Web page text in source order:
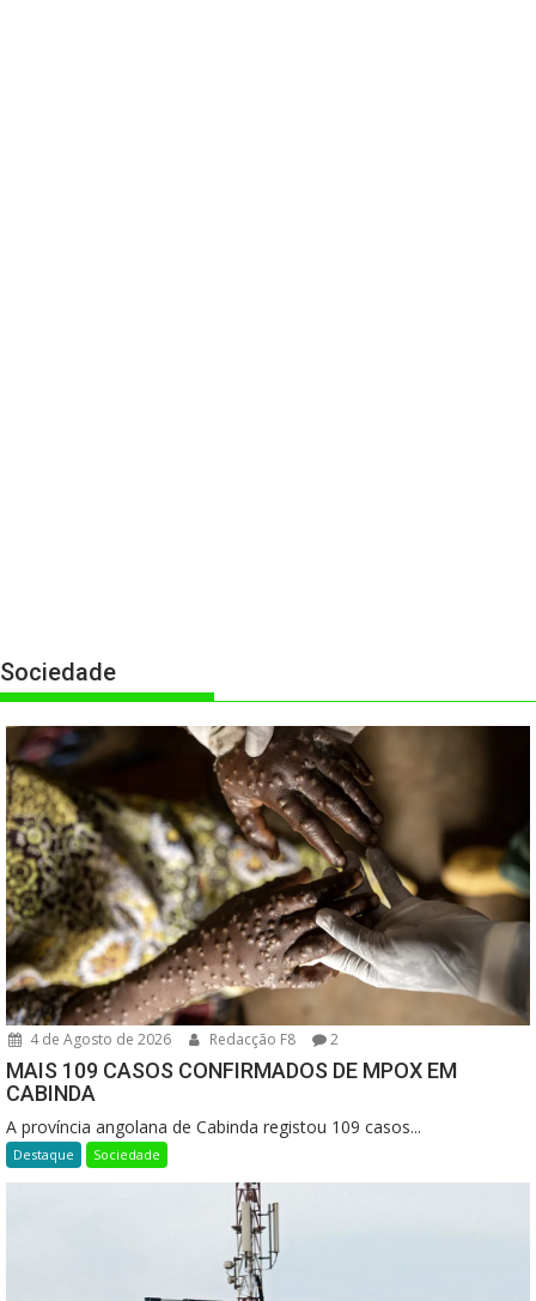
Sociedade
4 de Agosto de 2026 Redacção F8 2
MAIS 109 CASOS CONFIRMADOS DE MPOX EM
CABINDA
A província angolana de Cabinda registou 109 casos...
Destaque Sociedade